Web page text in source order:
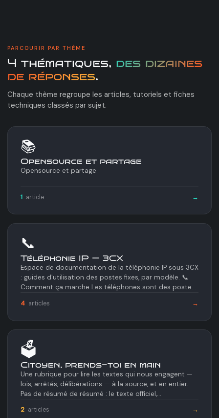
PARCOURIR PAR THÈME
4 thématiques, des dizaines
de réponses.
Chaque thème regroupe les articles, tutoriels et fiches
techniques classés par sujet.
📚
Opensource et partage
Opensource et partage
1 article →
📞
Téléphonie IP — 3CX
Espace de documentation de la téléphonie IP sous 3CX
: guides d'utilisation des postes fixes, par modèle. 📞
Comment ça marche Les téléphones sont des postes
4 articles →
🗳️
Citoyen, prends-toi en main
Une rubrique pour lire les textes qui nous engagent —
lois, arrêtés, délibérations — à la source, et en entier.
Pas de résumé de résumé : le texte officiel,…
2 articles →